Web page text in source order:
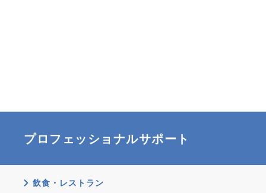
プロフェッショナルサポート
飲食・レストラン